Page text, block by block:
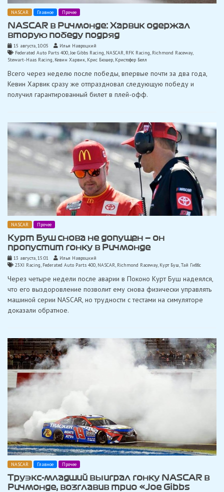
NASCAR Главное Прочее
NASCAR в Ричмонде: Харвик одержал
вторую победу подряд
15 августа, 10:05
Илья Навроцкий
Federated Auto Parts 400,Joe Gibbs Racing, NASCAR, RFK Racing, Richmond Raceway,
Stewart-Haas Racing, Кевин Харвик, Крис Бюшер, Кристофер Белл
Всего через неделю после победы, впервые почти за два года,
Кевин Харвик сразу же отпраздновал следующую победу и
получил гарантированный билет в плей-офф.
NASCAR Прочее
Курт Буш снова не допущен — он
пропустит гонку в Ричмонде
13 августа, 15:01
Илья Навроцкий
23XI Racing, Federated Auto Parts 400, NASCAR, Richmond Raceway, Курт Буш,Тай Гиббс
Через четыре недели после аварии в Поконо Курт Буш надеялся,
что его выздоровление позволит ему снова физически управлять
машиной серии NASCAR, но трудности с тестами на симуляторе
доказали обратное.
NASCAR Главное Прочее
Труэкс-младший выиграл гонку NASCAR в
Ричмонде, возглавив трио «Joe Gibbs